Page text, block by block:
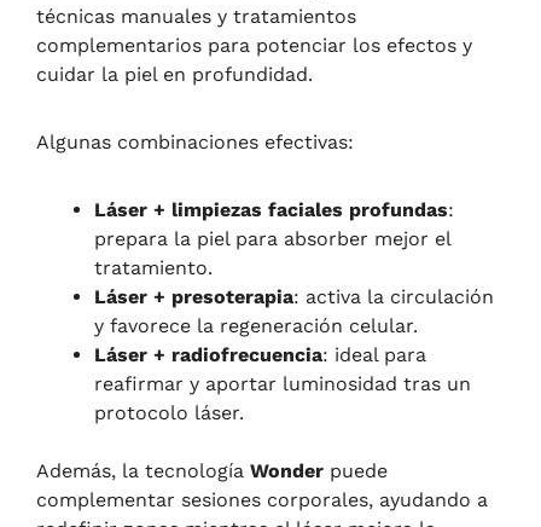
técnicas manuales y tratamientos
complementarios para potenciar los efectos y
cuidar la piel en profundidad.
Algunas combinaciones efectivas:
Láser + limpiezas faciales profundas:
prepara la piel para absorber mejor el
tratamiento.
Láser + presoterapia: activa la circulación
y favorece la regeneración celular.
Láser + radiofrecuencia: ideal para
reafirmar y aportar luminosidad tras un
protocolo láser.
Además, la tecnología Wonder puede
complementar sesiones corporales, ayudando a